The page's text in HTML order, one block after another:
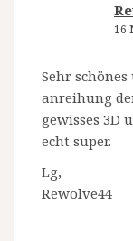
16
Sehr
anreihung
gewisses 3D
echt super.
Lg,
Rewolve44